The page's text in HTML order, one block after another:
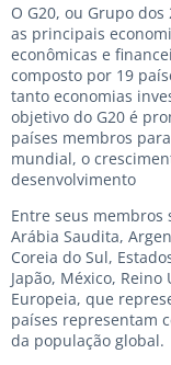
O G20, ou Grupo
as principais
econômicas e
composto por 19
tanto economias
objetivo do G20 é
países membros
mundial, o
desenvolvimento
Entre seus membros
Arábia Saudita,
Coreia do Sul,
Japão, México,
Europeia, que
países representam
da população global.